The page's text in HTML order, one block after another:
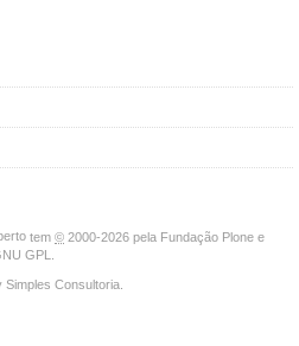
tem © 2000-2026 pela Fundação Plone e
GPL
Simples Consultoria